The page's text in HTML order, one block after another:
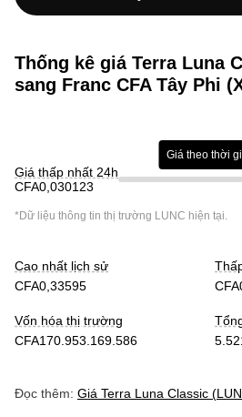
Thống kê giá Terra Luna
sang Franc CFA Tây Phi
Giá thấp nhất 24h
CFA0,030123
Giá theo thời
*Dữ liệu thông tin thị trường LUNC hiện tại.
Cao nhất lịch sử
CFA0,33595
Vốn hóa thị trường
CFA170.953.169.586
Đọc thêm: Giá Terra Luna Classic (